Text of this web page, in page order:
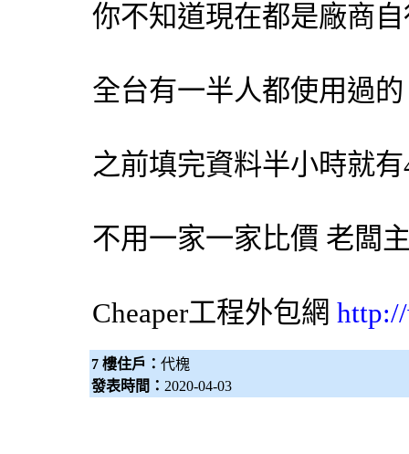
你不知道現在都是廠商
全台有一半人都使用過
之前填完資料半小時就
不用一家一家比價 老闆
Cheaper工程外包網
7 樓住戶： 代槐
發表時間： 2020-04-03